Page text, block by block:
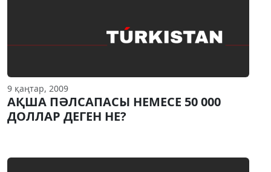
9 қаңтар, 2009
АҚША ПӘЛСАПАСЫ НЕМЕСЕ 50 000
ДОЛЛАР ДЕГЕН НЕ?